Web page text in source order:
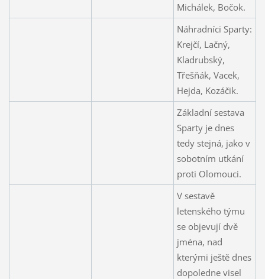
Michálek, Bočok.
Náhradníci Sparty:
Krejčí, Lačný,
Kladrubský,
Třešňák, Vacek,
Hejda, Kozáčik.
Základní sestava
Sparty je dnes
tedy stejná, jako v
sobotním utkání
proti Olomouci.
V sestavě
letenského týmu
se objevují dvě
jména, nad
kterými ještě dnes
dopoledne visel